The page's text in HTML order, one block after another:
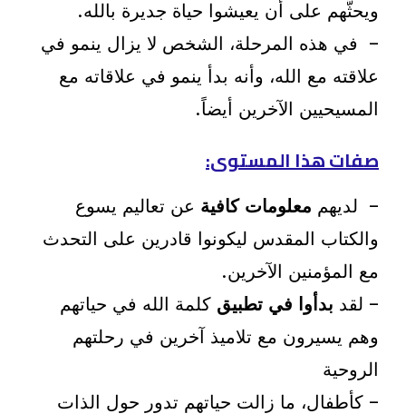
ويحثَّهم على أن يعيشوا حياة جديرة بالله.
– في هذه المرحلة، الشخص لا يزال ينمو في
علاقته مع الله، وأنه بدأ ينمو في علاقاته مع
المسيحيين الآخرين أيضاً.
صفات هذا المستوى:
– لديهم معلومات كافية عن تعاليم يسوع
والكتاب المقدس ليكونوا قادرين على التحدث
مع المؤمنين الآخرين.
– لقد بدأوا في تطبيق كلمة الله في حياتهم
وهم يسيرون مع تلاميذ آخرين في رحلتهم
الروحية
– كأطفال، ما زالت حياتهم تدور حول الذات